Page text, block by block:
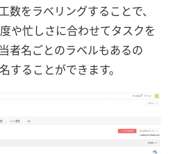
数をラベリングすることで、
や忙しさに合わせてタスクを
者名ごとのラベルもあるの
することができます。